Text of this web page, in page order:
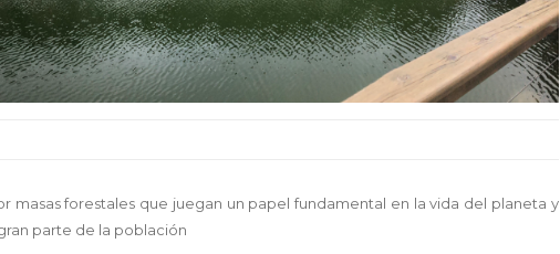
masas forestales que juegan un papel fundamental en la vida del planeta y
parte de la población